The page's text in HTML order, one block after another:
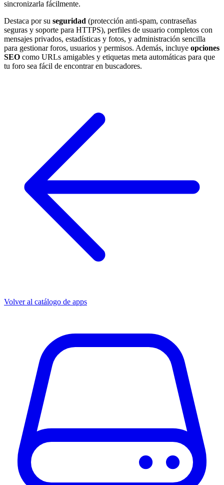
sincronizarla fácilmente.
Destaca por su seguridad (protección anti-spam, contraseñas
seguras y soporte para HTTPS), perfiles de usuario completos con
mensajes privados, estadísticas y fotos, y administración sencilla
para gestionar foros, usuarios y permisos. Además, incluye opciones
SEO como URLs amigables y etiquetas meta automáticas para que
tu foro sea fácil de encontrar en buscadores.
Volver al catálogo de apps